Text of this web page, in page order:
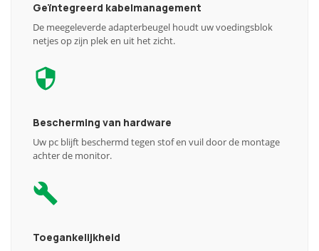
Geïntegreerd kabelmanagement
De meegeleverde adapterbeugel houdt uw voedingsblok
netjes op zijn plek en uit het zicht.
Bescherming van hardware
Uw pc blijft beschermd tegen stof en vuil door de montage
achter de monitor.
Toegankelijkheid